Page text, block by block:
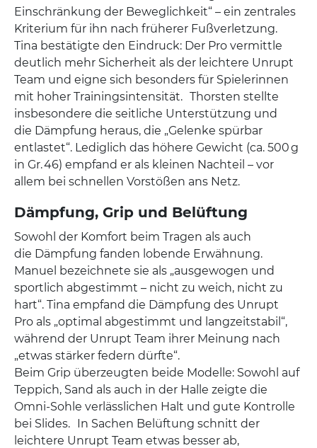
Einschränkung der Beweglichkeit“ – ein zentrales
Kriterium für ihn nach früherer Fußverletzung.
Tina bestätigte den Eindruck: Der Pro vermittle
deutlich mehr Sicherheit als der leichtere Unrupt
Team und eigne sich besonders für Spielerinnen
mit hoher Trainingsintensität. Thorsten stellte
insbesondere die seitliche Unterstützung und
die Dämpfung heraus, die „Gelenke spürbar
entlastet“. Lediglich das höhere Gewicht (ca. 500 g
in Gr. 46) empfand er als kleinen Nachteil – vor
allem bei schnellen Vorstößen ans Netz.
Dämpfung, Grip und Belüftung
Sowohl der Komfort beim Tragen als auch
die Dämpfung fanden lobende Erwähnung.
Manuel bezeichnete sie als „ausgewogen und
sportlich abgestimmt – nicht zu weich, nicht zu
hart“. Tina empfand die Dämpfung des Unrupt
Pro als „optimal abgestimmt und langzeitstabil“,
während der Unrupt Team ihrer Meinung nach
„etwas stärker federn dürfte“.
Beim Grip überzeugten beide Modelle: Sowohl auf
Teppich, Sand als auch in der Halle zeigte die
Omni-Sohle verlässlichen Halt und gute Kontrolle
bei Slides. In Sachen Belüftung schnitt der
leichtere Unrupt Team etwas besser ab,